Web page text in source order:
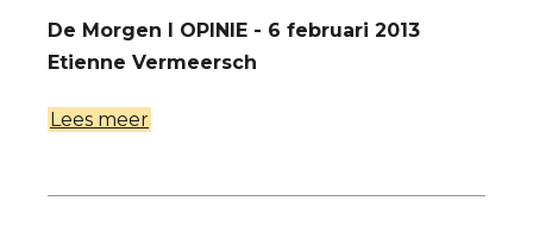
De Morgen I OPINIE - 6 februari 2013
Etienne Vermeersch
Lees meer